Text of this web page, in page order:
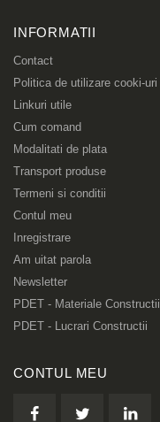
INFORMATII
Contact
Politica de utilizare cooki-uri
Linkuri utile
Cum comand
Modalitati de plata
Transport produse
Termeni si conditii
Contul meu
Inregistrare
Am uitat parola
Newsletter
PDET - Materiale Constructii
PDET - Lucrari Constructii
CONTUL MEU